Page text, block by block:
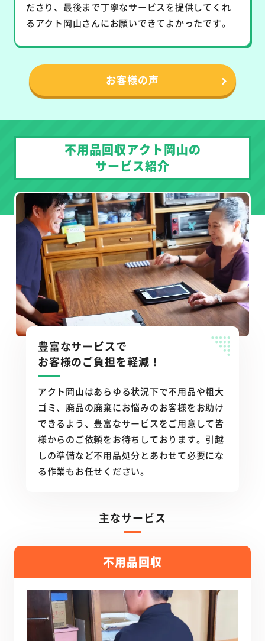
ださり、最後まで丁寧なサービスを提供してくれ
るアクト岡山さんにお願いできてよかったです。
お客様の声
不用品回収アクト岡山の
サービス紹介
豊富なサービスで
お客様のご負担を軽減！
アクト岡山はあらゆる状況下で不用品や粗大
ゴミ、廃品の廃棄にお悩みのお客様をお助け
できるよう、豊富なサービスをご用意して皆
様からのご依頼をお待ちしております。引越
しの準備など不用品処分とあわせて必要にな
る作業もお任せください。
主なサービス
不用品回収